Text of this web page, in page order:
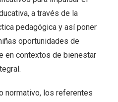
a través de la
pedagógica y así poner
oportunidades de
en contextos de bienestar
normativo, los referentes